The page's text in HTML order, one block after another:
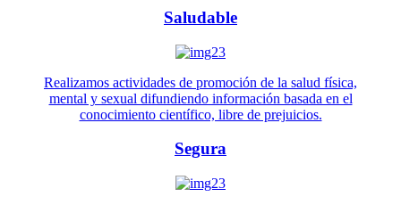
Saludable
Realizamos actividades de promoción de la salud física,
mental y sexual difundiendo información basada en el
conocimiento científico, libre de prejuicios.
Segura